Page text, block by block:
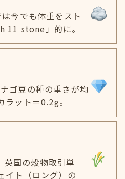
今でも体重をスト
11 stone」的に。
ゴ豆の種の重さが均
ット＝0.2g。
国の穀物取引単
イト（ロング）の